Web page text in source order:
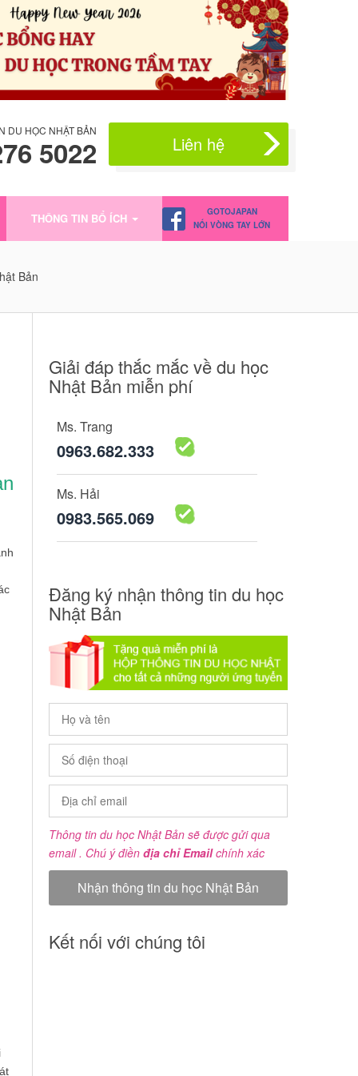
DU HỌC NHẬT BẢN
5022 Liên hệ
THÔNG TIN BỔ ÍCH
GOTOJAPAN
NỐI VÒNG TAY LỚN
Bản
Giải đáp thắc mắc về du học
Nhật Bản miễn phí
Ms. Trang
0963.682.333
Ms. Hải
0983.565.069
Đăng ký nhận thông tin du học
Nhật Bản
Thông tin du học Nhật Bản sẽ được gửi qua
email . Chú ý điền địa chỉ Emailchính xác
Kết nối với chúng tôi